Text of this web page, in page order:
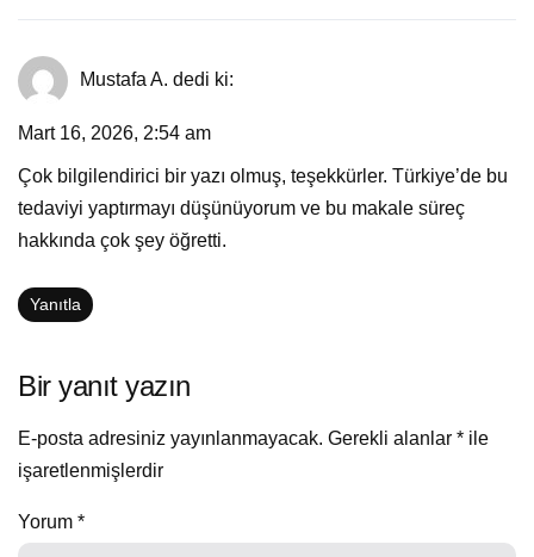
Mustafa A. dedi ki:
Mart 16, 2026, 2:54 am
Çok bilgilendirici bir yazı olmuş, teşekkürler. Türkiye’de bu
tedaviyi yaptırmayı düşünüyorum ve bu makale süreç
hakkında çok şey öğretti.
Yanıtla
Bir yanıt yazın
E-posta adresiniz yayınlanmayacak. Gerekli alanlar * ile
işaretlenmişlerdir
Yorum *